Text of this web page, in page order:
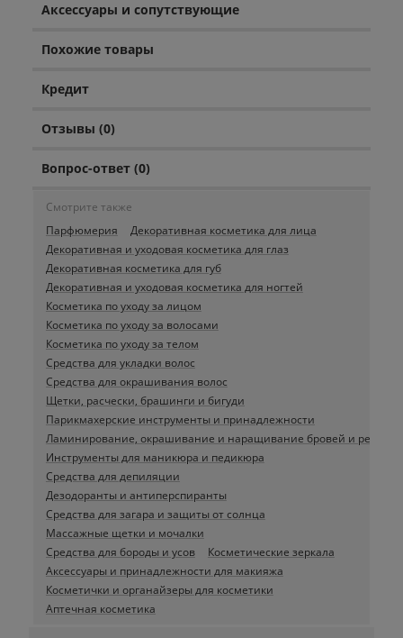
Аксессуары и сопутствующие
Похожие товары
Кредит
Отзывы (0)
Вопрос-ответ (0)
Смотрите также
Парфюмерия
Декоративная косметика для лица
Декоративная и уходовая косметика для глаз
Декоративная косметика для губ
Декоративная и уходовая косметика для ногтей
Косметика по уходу за лицом
Косметика по уходу за волосами
Косметика по уходу за телом
Средства для укладки волос
Средства для окрашивания волос
Щетки, расчески, брашинги и бигуди
Парикмахерские инструменты и принадлежности
Ламинирование, окрашивание и наращивание бровей и ресниц
Инструменты для маникюра и педикюра
Средства для депиляции
Дезодоранты и антиперспиранты
Средства для загара и защиты от солнца
Массажные щетки и мочалки
Средства для бороды и усов
Косметические зеркала
Аксессуары и принадлежности для макияжа
Косметички и органайзеры для косметики
Аптечная косметика